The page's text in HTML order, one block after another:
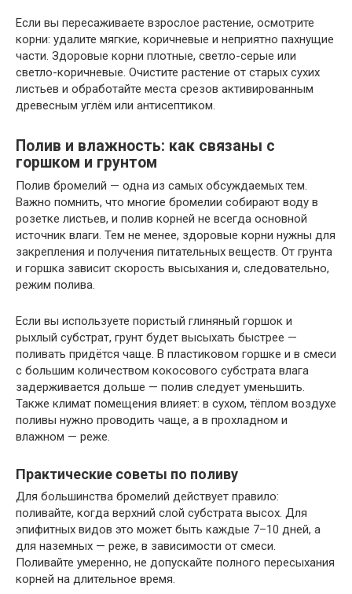
Если вы пересаживаете взрослое растение, осмотрите
корни: удалите мягкие, коричневые и неприятно пахнущие
части. Здоровые корни плотные, светло-серые или
светло-коричневые. Очистите растение от старых сухих
листьев и обработайте места срезов активированным
древесным углём или антисептиком.
Полив и влажность: как связаны с
горшком и грунтом
Полив бромелий — одна из самых обсуждаемых тем.
Важно помнить, что многие бромелии собирают воду в
розетке листьев, и полив корней не всегда основной
источник влаги. Тем не менее, здоровые корни нужны для
закрепления и получения питательных веществ. От грунта
и горшка зависит скорость высыхания и, следовательно,
режим полива.
Если вы используете пористый глиняный горшок и
рыхлый субстрат, грунт будет высыхать быстрее —
поливать придётся чаще. В пластиковом горшке и в смеси
с большим количеством кокосового субстрата влага
задерживается дольше — полив следует уменьшить.
Также климат помещения влияет: в сухом, тёплом воздухе
поливы нужно проводить чаще, а в прохладном и
влажном — реже.
Практические советы по поливу
Для большинства бромелий действует правило:
поливайте, когда верхний слой субстрата высох. Для
эпифитных видов это может быть каждые 7–10 дней, а
для наземных — реже, в зависимости от смеси.
Поливайте умеренно, не допускайте полного пересыхания
корней на длительное время.